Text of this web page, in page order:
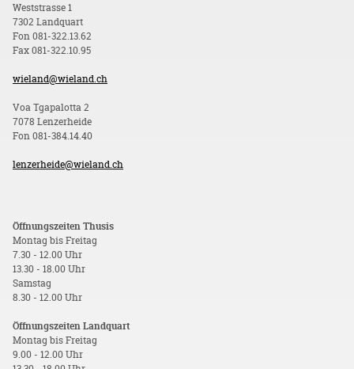
Weststrasse 1
7302 Landquart
Fon 081-322.13.62
Fax 081-322.10.95
wieland@wieland.ch
Voa Tgapalotta 2
7078 Lenzerheide
Fon 081-384.14.40
lenzerheide@wieland.ch
Öffnungszeiten Thusis
Montag bis Freitag
7.30 - 12.00 Uhr
13.30 - 18.00 Uhr
Samstag
8.30 - 12.00 Uhr
Öffnungszeiten Landquart
Montag bis Freitag
9.00 - 12.00 Uhr